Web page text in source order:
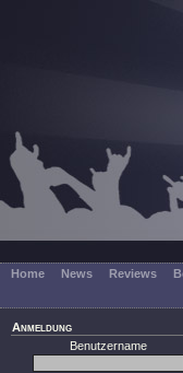
Home News Reviews
Anmeldung
Benutzername